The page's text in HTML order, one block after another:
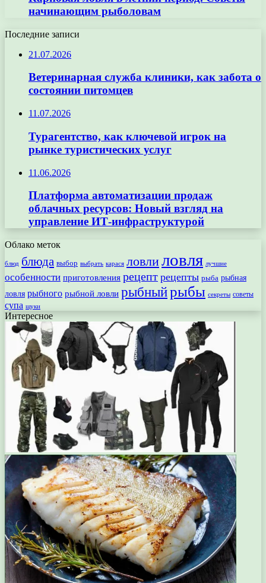
начинающим рыболовам
Последние записи
21.07.2026
Ветеринарная служба клиники, как забота о
состоянии питомцев
11.07.2026
Турагентство, как ключевой игрок на
рынке туристических услуг
11.06.2026
Платформа автоматизации продаж
облачных ресурсов: Новый взгляд на
управление ИТ-инфраструктурой
Облако меток
блюд блюда выбор выбрать карася ловлиловля лучшие
особенности приготовления рецепт рецепты рыба рыбная
ловля рыбного рыбной ловли рыбныйрыбы секреты советы
супа щуки
Интересное